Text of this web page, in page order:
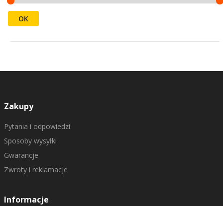
OK
Zakupy
Pytania i odpowiedzi
Sposoby wysyłki
Gwarancje
Zwroty i reklamacje
Informacje